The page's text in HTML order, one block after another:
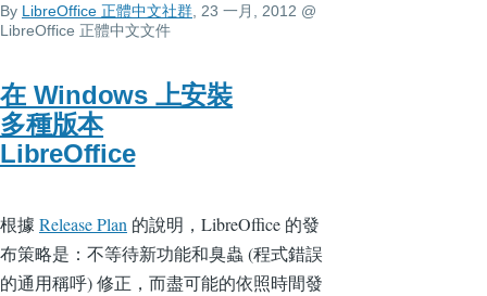
By LibreOffice 正體中文社群 , 23 一月, 2012 @
LibreOffice 正體中文文件
在 Windows 上安裝
多種版本
LibreOffice
根據 Release Plan 的說明，LibreOffice 的發
布策略是：不等待新功能和臭蟲 (程式錯誤
的通用稱呼) 修正，而盡可能的依照時間發